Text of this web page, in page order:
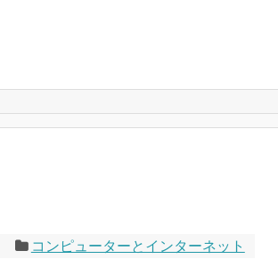
コンピューターとインターネット